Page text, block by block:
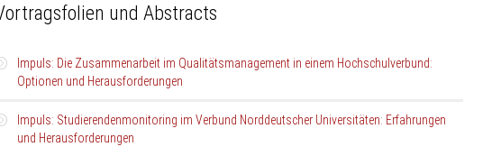
und Abstracts
Impuls: Die Zusammenarbeit im Qualitätsmanagement in einem Hochschulverbund:
Optionen und Herausforderungen
Impuls:
Univ.-Prof. Dr. Uwe Schmidt
Johannes Gutenberg-Universität Mainz
Impuls: Studierendenmonitoring im Verbund Norddeutscher Universitäten: Erfahrungen
und Herausforderungen